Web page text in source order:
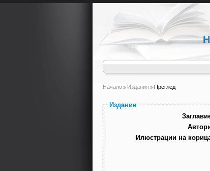
Начало Издания Преглед
Издание
Илюстрации на